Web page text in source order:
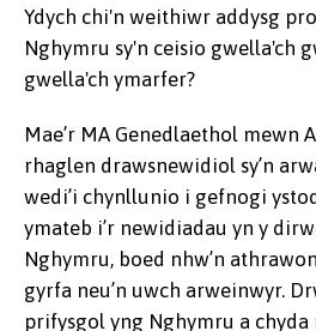
Ydych chi'n weithiwr addysg
Nghymru sy'n ceisio gwella'ch
gwella'ch ymarfer?
Mae’r MA Genedlaethol mewn
rhaglen drawsnewidiol sy’n
wedi’i chynllunio i gefnogi
ymateb i’r newidiadau yn y
Nghymru, boed nhw’n
gyrfa neu’n uwch arweinwyr.
prifysgol yng Nghymru a